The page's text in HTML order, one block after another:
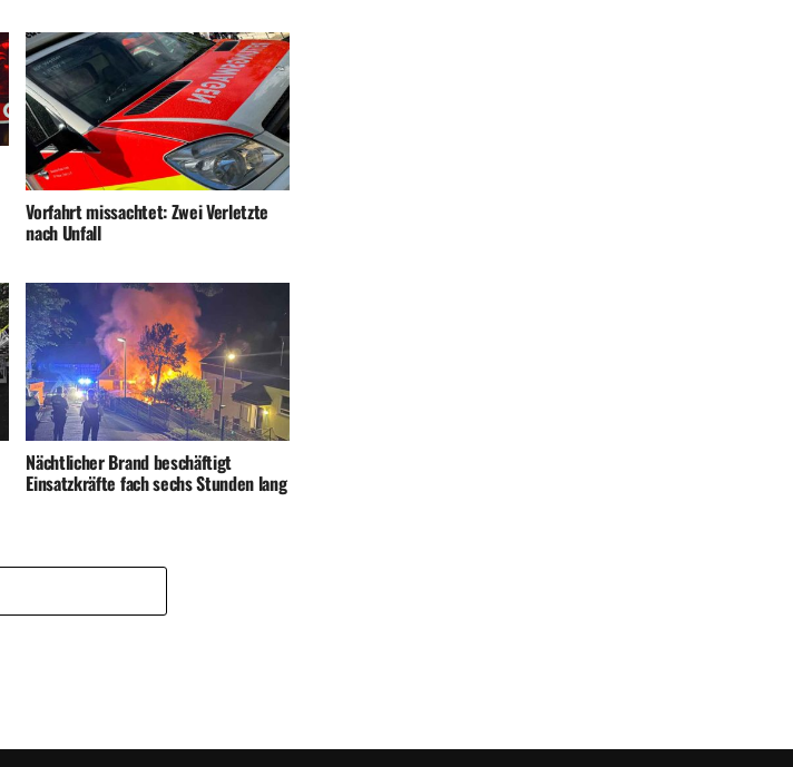
Vorfahrt missachtet: Zwei Verletzte
nach Unfall
Nächtlicher Brand beschäftigt
Einsatzkräfte fach sechs Stunden lang